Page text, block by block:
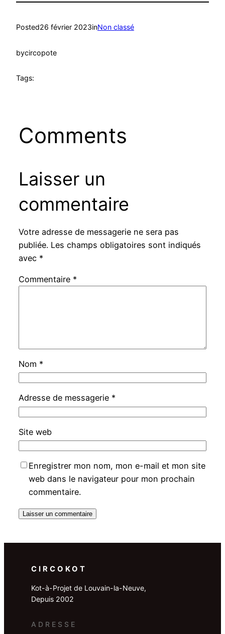
Posted26 février 2023inNon classé
bycircopote
Tags:
Comments
Laisser un
commentaire
Votre adresse de messagerie ne sera pas
publiée. Les champs obligatoires sont indiqués
avec *
Commentaire *
Nom *
Adresse de messagerie *
Site web
Enregistrer mon nom, mon e-mail et mon site
web dans le navigateur pour mon prochain
commentaire.
CIRCOKOT
Kot-à-Projet de Louvain-la-Neuve,
Depuis 2002
ADRESSE